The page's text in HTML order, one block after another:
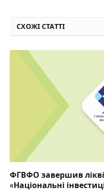
СХОЖІ СТАТТІ
ФГВФО завершив
«Національні